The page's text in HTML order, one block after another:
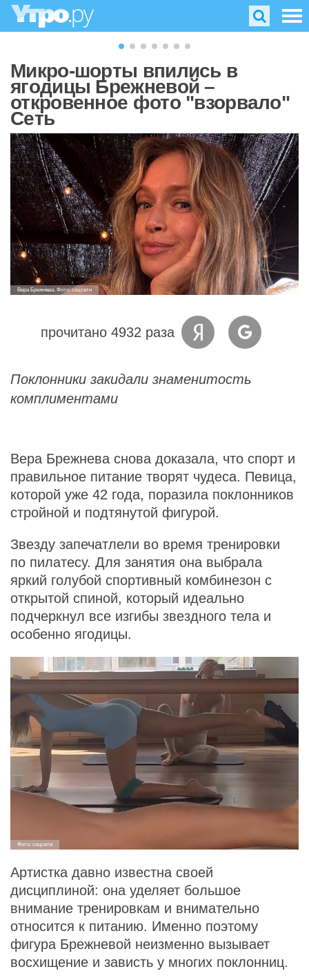
Микро-шорты впились в
ягодицы Брежневой –
откровенное фото "взорвало"
Сеть
Вера Брежнева. Фото: соцсети
прочитано 4932 раза
Поклонники закидали знаменитость
комплиментами
Вера Брежнева снова доказала, что спорт и
правильное питание творят чудеса. Певица,
которой уже 42 года, поразила поклонников
стройной и подтянутой фигурой.
Звезду запечатлели во время тренировки
по пилатесу. Для занятия она выбрала
яркий голубой спортивный комбинезон с
открытой спиной, который идеально
подчеркнул все изгибы звездного тела и
особенно ягодицы.
Фото: соцсети
Артистка давно известна своей
дисциплиной: она уделяет большое
внимание тренировкам и внимательно
относится к питанию. Именно поэтому
фигура Брежневой неизменно вызывает
восхищение и зависть у многих поклонниц.